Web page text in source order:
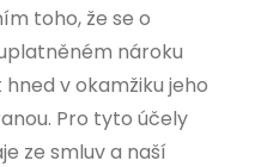
toho, že se o
nároku
v okamžiku jeho
Pro tyto účely
ze smluv a naší